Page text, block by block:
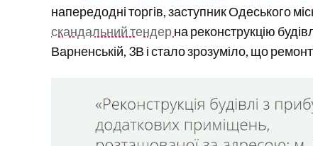
напередодні торгів, заступник Одеського
скандальний тендерна реконструкцію
Варненській, 3В і стало зрозуміло, що